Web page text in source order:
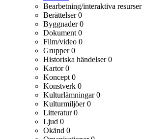
Bearbetning/interaktiva resurser
Berättelser 0
Byggnader 0
Dokument 0
Film/video 0
Grupper 0
Historiska händelser 0
Kartor 0
Koncept 0
Konstverk 0
Kulturlämningar 0
Kulturmiljöer 0
Litteratur 0
Ljud 0
Okänd 0